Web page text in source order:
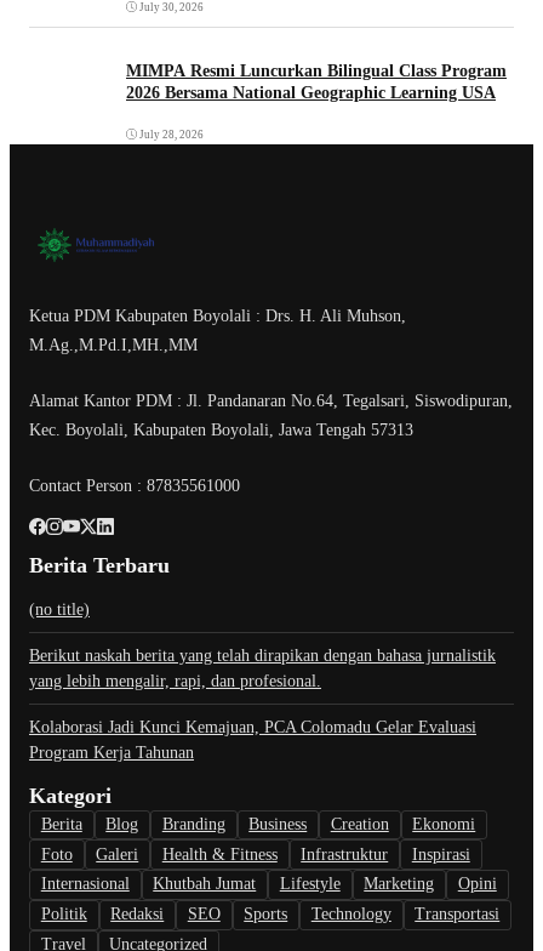
July 30, 2026
MIMPA Resmi Luncurkan Bilingual Class Program
2026 Bersama National Geographic Learning USA
July 28, 2026
Ketua PDM Kabupaten Boyolali : Drs. H. Ali Muhson,
M.Ag.,M.Pd.I,MH.,MM
Alamat Kantor PDM : Jl. Pandanaran No.64, Tegalsari, Siswodipuran,
Kec. Boyolali, Kabupaten Boyolali, Jawa Tengah 57313
Contact Person : 87835561000
Berita Terbaru
(no title)
Berikut naskah berita yang telah dirapikan dengan bahasa jurnalistik
yang lebih mengalir, rapi, dan profesional.
Kolaborasi Jadi Kunci Kemajuan, PCA Colomadu Gelar Evaluasi
Program Kerja Tahunan
Kategori
Berita Blog Branding Business Creation
Ekonomi
Foto
Galeri Health & Fitness Infrastruktur
Inspirasi
Internasional
Khutbah Jumat Lifestyle Marketing
Opini
Politik
Redaksi SEO Sports Technology
Transportasi
Travel
Uncategorized